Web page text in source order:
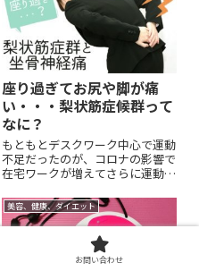
しゃいます。その首・肩こりの大
きな原因の一つが「ストレートネ
ック...
座り過ぎてお尻や脚が痛
い・・・梨状筋症候群って
なに？
もともとデスクワーク中心で運動
不足だったのが、コロナの影響で
在宅ワークが増えてさらに運動不
座っている時間が長くなった方も
多いのでは？そんな時に腰、お
尻、あしの痛みや痺れ・・・・痛
くて座っていられない！とても不
美容、健康、ダイエット
お問い合わせ